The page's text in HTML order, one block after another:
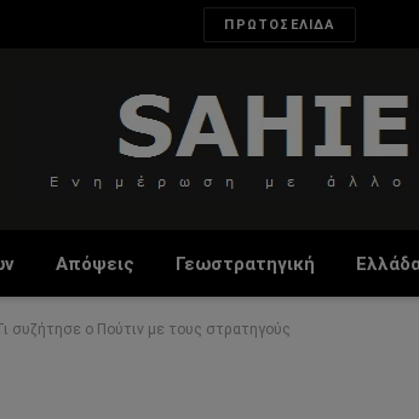
ΠΡΩΤΟΣΕΛΙΔΑ
Απόψεις Γεωστρατηγική
συζήτησε ο Πούτιν με τους στρατηγούς